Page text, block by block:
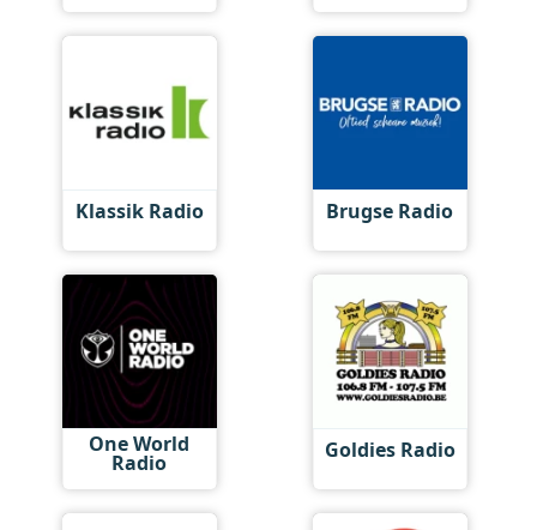
Klassik Radio Brugse Radio
One World
Radio Goldies Radio